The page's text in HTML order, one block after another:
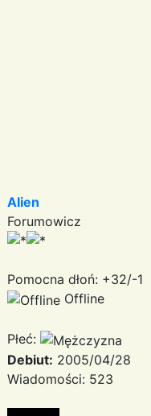
Alien
Forumowicz
Pomocna dłoń: +32/-1
Offline
Płeć:
Debiut: 2005/04/28
Wiadomości: 523